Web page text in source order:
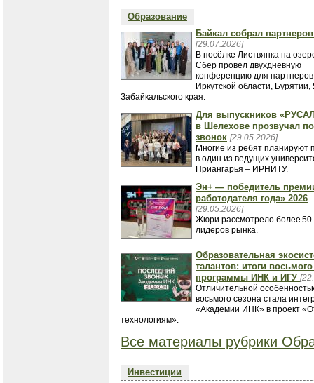
Образование
Байкал собрал
[29.07.2026]
В посёлке Листвянка на
Сбер провел двухдневную
конференцию для партнеров
Иркутской области, Бурятии,
Забайкальского края.
Для выпускников
в Шелехове прозвучал
звонок [29.05.2026]
Многие из ребят планируют
в один из ведущих
Приангарья – ИРНИТУ.
Эн+ — победитель
работодателя года» 2026
[29.05.2026]
Жюри рассмотрело более 50
лидеров рынка.
Образовательная
талантов: итоги
программы ИНК и ИГУ
Отличительной
восьмого сезона стала
«Академии ИНК» в проект
технологиям».
Все материалы рубрики
Инвестиции